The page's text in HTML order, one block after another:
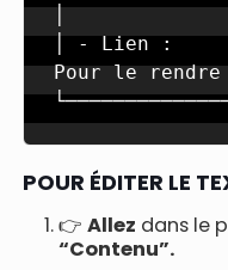
│
│ - Lien :
Pour le
POUR ÉDITER LE
👉Allez dans le
“Contenu”.